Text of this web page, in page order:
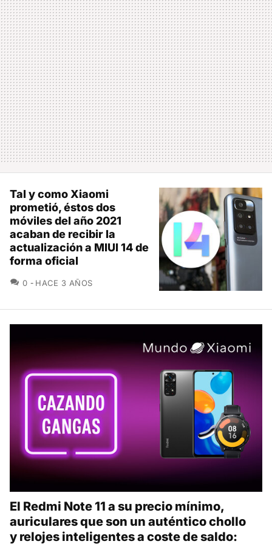
Tal y como Xiaomi
prometió, éstos dos
móviles del año 2021
acaban de recibir la
actualización a MIUI 14 de
forma oficial
0 COMENTARIOS
HACE 3 AÑOS
El Redmi Note 11 a su precio mínimo,
auriculares que son un auténtico chollo
y relojes inteligentes a coste de saldo: